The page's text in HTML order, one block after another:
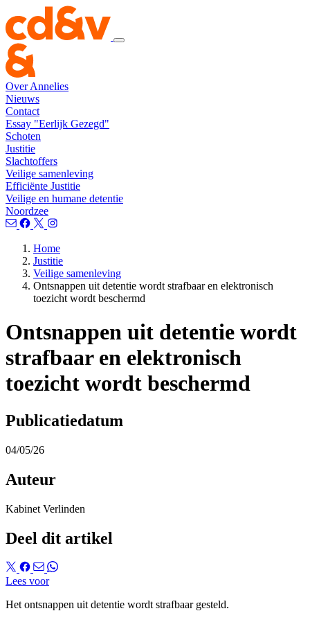
Over Annelies
Nieuws
Contact
Essay "Eerlijk Gezegd"
Schoten
Justitie
Slachtoffers
Veilige samenleving
Efficiënte Justitie
Veilige en humane detentie
Noordzee
Home
Justitie
Veilige samenleving
Ontsnappen uit detentie wordt strafbaar en elektronisch
toezicht wordt beschermd
Ontsnappen uit detentie wordt
strafbaar en elektronisch
toezicht wordt beschermd
Publicatiedatum
04/05/26
Auteur
Kabinet Verlinden
Deel dit artikel
Lees voor
Het ontsnappen uit detentie wordt strafbaar gesteld.